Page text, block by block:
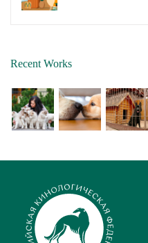
Recent Works